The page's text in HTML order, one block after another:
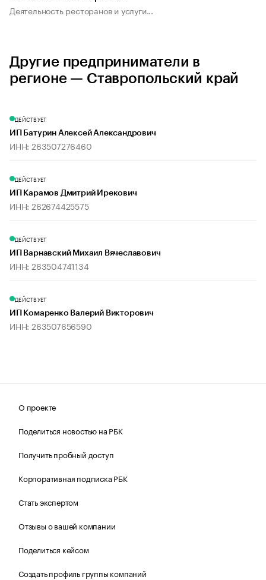
Деятельность ресторанов и услуги...
Другие предприниматели в
регионе — Ставропольский край
ДЕЙСТВУЕТ
ИП Батурин Алексей Александрович
ИНН: 263507276460
ДЕЙСТВУЕТ
ИП Карамов Дмитрий Ирекович
ИНН: 262674425575
ДЕЙСТВУЕТ
ИП Варнавский Михаил Вячеславович
ИНН: 263504741134
ДЕЙСТВУЕТ
ИП Комаренко Валерий Викторович
ИНН: 263507656590
О проекте
Поделиться новостью на РБК
Получить пробный доступ
Корпоративная подписка РБК
Стать экспертом
Отзывы о вашей компании
Поделиться кейсом
Создать профиль группы компаний